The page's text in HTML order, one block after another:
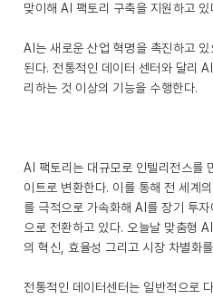
맞이해 AI 팩토리 구축을 지원하고 있
AI는 새로운 산업 혁명을 촉진하고
된다. 전통적인 데이터 센터와 달리
리하는 것 이상의 기능을 수행한다.
AI 팩토리는 대규모로 인텔리전스를
이트로 변환한다. 이를 통해 전 세계
를 극적으로 가속화해 AI를 장기 투
으로 전환하고 있다. 오늘날 맞춤형
의 혁신, 효율성 그리고 시장 차별화
전통적인 데이터센터는 일반적으로